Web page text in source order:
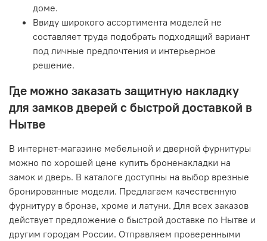
доме.
Ввиду широкого ассортимента моделей не
составляет труда подобрать подходящий вариант
под личные предпочтения и интерьерное
решение.
Где можно заказать защитную накладку
для замков дверей с быстрой доставкой в
Нытве
В интернет-магазине мебельной и дверной фурнитуры
можно по хорошей цене купить броненакладки на
замок и дверь. В каталоге доступны на выбор врезные
бронированные модели. Предлагаем качественную
фурнитуру в бронзе, хроме и латуни. Для всех заказов
действует предложение о быстрой доставке по Нытве и
другим городам России. Отправляем проверенными